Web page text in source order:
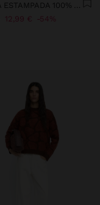
CAMISA ESTAMPADA 100% ALGODÃO
12,99 € 54%